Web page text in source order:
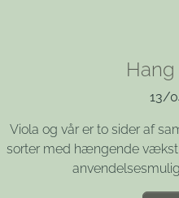
13/
Viola og vår er to sider af
sorter med hængende vækst